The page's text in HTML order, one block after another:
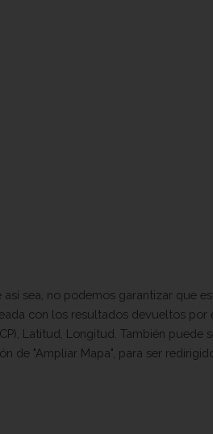
sea, no podemos garantizar que
con los resultados devueltos por
Latitud, Longitud. También puede
de "Ampliar Mapa", para ser